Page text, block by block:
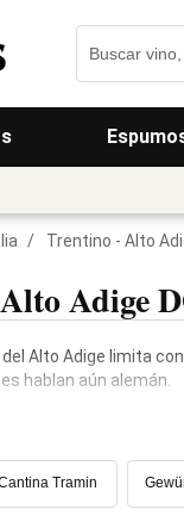
/ Trentino - Alto
Adige
del Alto Adige limita
hablan aún alemán.
Tramin